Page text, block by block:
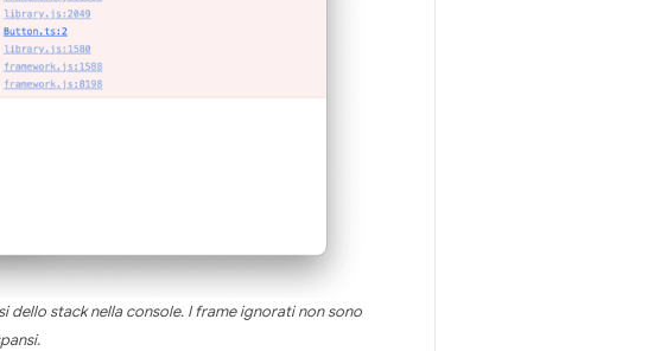
dello stack nella console. I frame ignorati non sono